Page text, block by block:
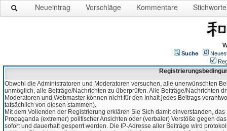
Neueintrag Vorschläge Kommentare Stichworte
Suche
Obwohl die Administratoren und Moderatoren versuchen, alle unerwünschten
unmöglich, alle Beiträge/Nachrichten zu überprüfen. Alle Beiträge/Nachrichten
Moderatoren und Webmaster können nicht für den Inhalt jedes Beitrags
tatsächlich von diesen stammen).
Mit dem Vollenden der Registrierung erklären Sie Sich damit einverstanden,
Propaganda (extremer) politischer Ansichten oder (verbaler) Verstöße gegen
sofort und dauerhaft gesperrt werden. Die IP-Adresse aller Beiträge wird